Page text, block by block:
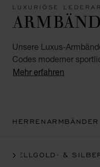
LUXURIÖSE
Unsere Luxus-
Codes moderner
eleganten und
Mehr erfahren
HERRENARMBÄNDER
HELLGOLD- &